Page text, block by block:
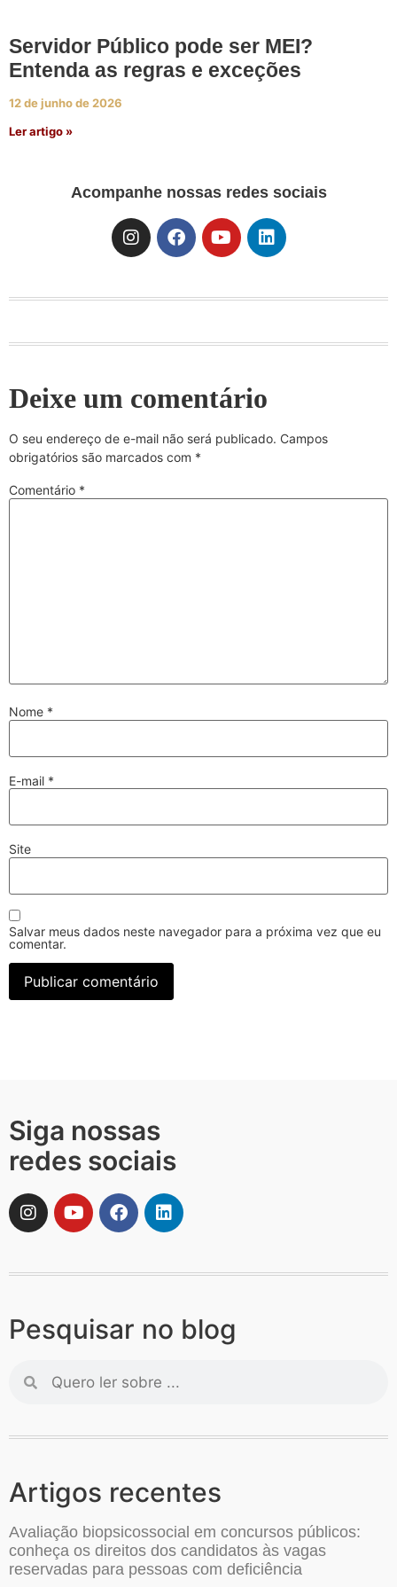
Servidor Público pode ser MEI?
Entenda as regras e exceções
12 de junho de 2026
Ler artigo »
Acompanhe nossas redes sociais
Deixe um comentário
O seu endereço de e-mail não será publicado. Campos
obrigatórios são marcados com *
Comentário *
Nome *
E-mail *
Site
Salvar meus dados neste navegador para a próxima vez que eu
comentar.
Siga nossas
redes sociais
Pesquisar no blog
Artigos recentes
Avaliação biopsicossocial em concursos públicos:
conheça os direitos dos candidatos às vagas
reservadas para pessoas com deficiência